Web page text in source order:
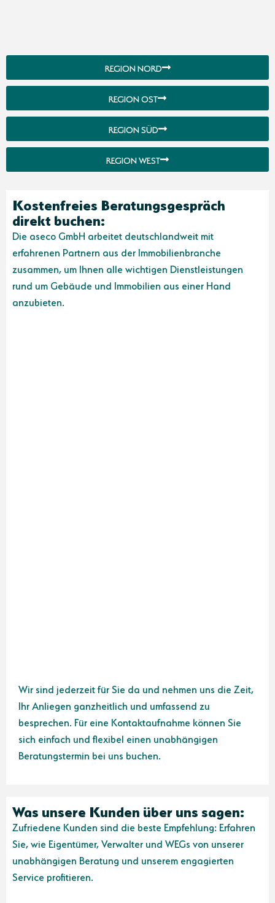
REGION NORD
REGION OST
REGION SÜD
REGION WEST
Kostenfreies Beratungsgespräch
direkt buchen:
Die aseco GmbH arbeitet deutschlandweit mit
erfahrenen Partnern aus der Immobilienbranche
zusammen, um Ihnen alle wichtigen Dienstleistungen
rund um Gebäude und Immobilien aus einer Hand
anzubieten.
Wir sind jederzeit für Sie da und nehmen uns die Zeit,
Ihr Anliegen ganzheitlich und umfassend zu
besprechen. Für eine Kontaktaufnahme können Sie
sich einfach und flexibel einen unabhängigen
Beratungstermin bei uns buchen.
Was unsere Kunden über uns sagen:
Zufriedene Kunden sind die beste Empfehlung: Erfahren
Sie, wie Eigentümer, Verwalter und WEGs von unserer
unabhängigen Beratung und unserem engagierten
Service profitieren.